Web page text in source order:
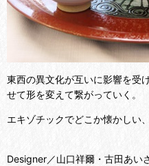
東西の異文化が互いに影響を受
せて形を変えて繋がっていく。
エキゾチックでどこか懐かしい
Designer／山口祥爾・古田あい